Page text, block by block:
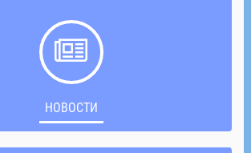
НОВОСТИ